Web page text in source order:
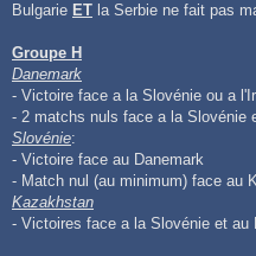
Bulgarie ET la Serbie ne fait pas
Groupe H
Danemark
- Victoire face a la Slovénie ou a
- 2 matchs nuls face a la Slovénie
Slovénie:
- Victoire face au Danemark
- Match nul (au minimum) face au
Kazakhstan
- Victoires face a la Slovénie et au